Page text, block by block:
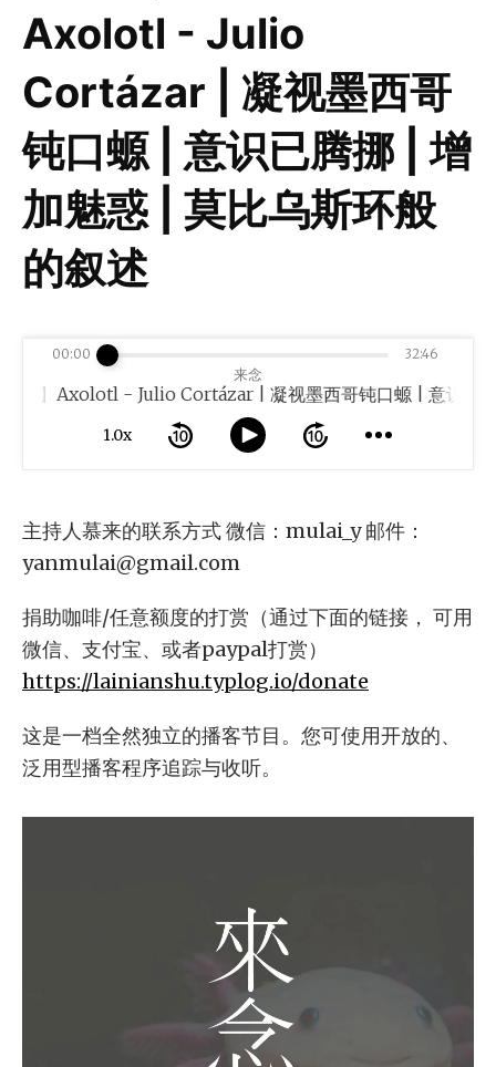
Axolotl - Julio
Cortázar | 凝视墨西哥
钝口螈 | 意识已腾挪 | 增
加魅惑 | 莫比乌斯环般
的叙述
来念
说】Axolotl - Julio Cortázar | 凝视墨西哥钝口螈 | 意识已腾
1.0x
00:00 32:46
主持人慕来的联系方式 微信：mulai_y 邮件：
yanmulai@gmail.com
捐助咖啡/任意额度的打赏（通过下面的链接， 可用
微信、支付宝、或者paypal打赏）
https://lainianshu.typlog.io/donate
这是一档全然独立的播客节目。您可使用开放的、
泛用型播客程序追踪与收听。